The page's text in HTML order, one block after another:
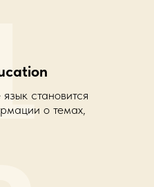
становится
о темах,